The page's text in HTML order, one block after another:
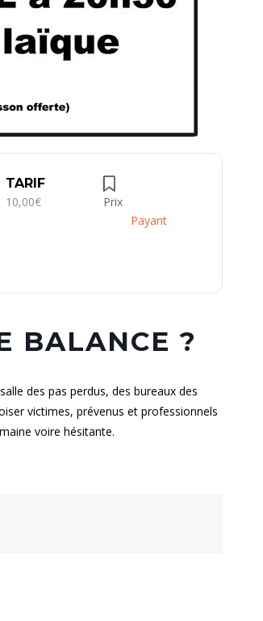
TARIF
10,00€
Prix
Payant
BALANCE ?
des pas perdus, des bureaux des
victimes, prévenus et professionnels
voire hésitante.